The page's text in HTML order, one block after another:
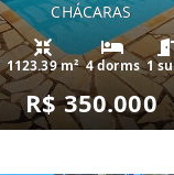
CHÁCARAS
1123.39 m² 4 dorms 1
R$ 350.000